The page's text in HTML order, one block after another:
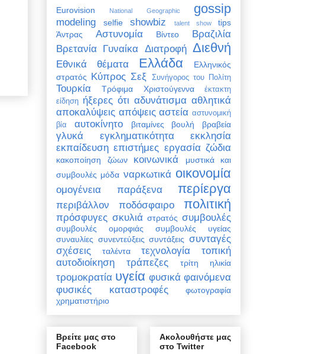
Eurovision National Geographic gossip
modeling selfie showbiz talent show
tips
Άντρας
Αστυνομία Βίντεο
Βραζιλία
Βρετανία Γυναίκα Διατροφή Διεθνή
Εθνικά θέματα Ελλάδα
Ελληνικός
στρατός Κύπρος Σεξ Συνήγορος του Πολίτη
Τουρκία Τρόφιμα Χριστούγεννα
έκτακτη
είδηση ήξερες ότι αδυνάτισμα αθλητικά
αποκαλύψεις απόψεις αστεία αστυνομική
βία
αυτοκίνητο βιταμίνες βουλή βραβεία
γλυκά εγκληματικότητα
εκκλησία
εκπαίδευση επιστήμες εργασία ζώδια
κακοποίηση ζώων κοινωνικά
μυστικά και
συμβουλές μόδα ναρκωτικά οικονομία
ομογένεια παράξενα περίεργα
περιβάλλον ποδόσφαιρο πολιτική
πρόσφυγες σκυλιά στρατός συμβουλές
συμβουλές ομορφιάς
συμβουλές υγείας
συναυλίες συνεντεύξεις συντάξεις συνταγές
σχέσεις
ταλέντα τεχνολογία
τοπική
αυτοδιοίκηση
τράπεζες τρίτη ηλικία
τρομοκρατία υγεία φυσικά φαινόμενα
φυσικές καταστροφές
φωτογραφία
χρηματιστήριο
Βρείτε μας στο
Facebook
Ακολουθήστε μας
στο Twitter